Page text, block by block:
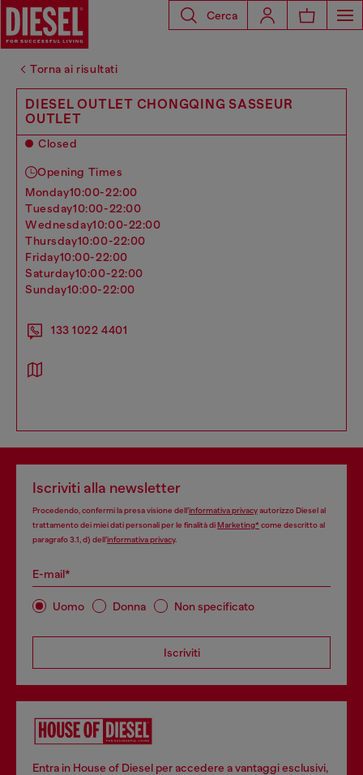
Cerca
Torna ai risultati
DIESEL OUTLET CHONGQING SASSEUR
OUTLET
Closed
Opening Times
monday10:00-22:00
tuesday10:00-22:00
wednesday10:00-22:00
thursday10:00-22:00
friday10:00-22:00
saturday10:00-22:00
sunday10:00-22:00
133 1022 4401
Iscriviti alla newsletter
Procedendo, confermi la presa visione dell’informativa privacyautorizzo Diesel al
trattamento dei miei dati personali per le finalità diMarketing*come descritto al
paragrafo 3.1, d) dell’informativa privacy.
E-mail*
Uomo Donna Non specificato
Iscriviti
Entra in House of Diesel per accedere a vantaggi esclusivi,